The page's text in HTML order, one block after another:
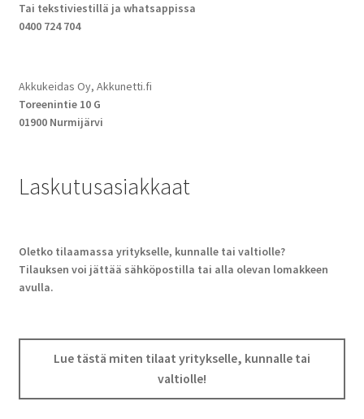
Tai tekstiviestillä ja whatsappissa
0400 724 704
Akkukeidas Oy, Akkunetti.fi
Toreenintie 10 G
01900 Nurmijärvi
Laskutusasiakkaat
Oletko tilaamassa yritykselle, kunnalle tai valtiolle?
Tilauksen voi jättää sähköpostilla tai alla olevan lomakkeen
avulla.
Lue tästä miten tilaat yritykselle, kunnalle tai
valtiolle!